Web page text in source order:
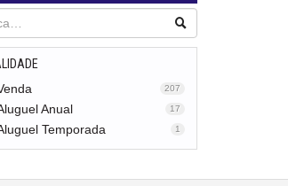
207
Anual 17
Temporada 1